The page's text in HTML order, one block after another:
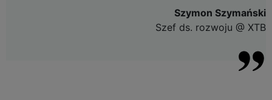
Szymon Szymański
Szef ds. rozwoju @ XTB